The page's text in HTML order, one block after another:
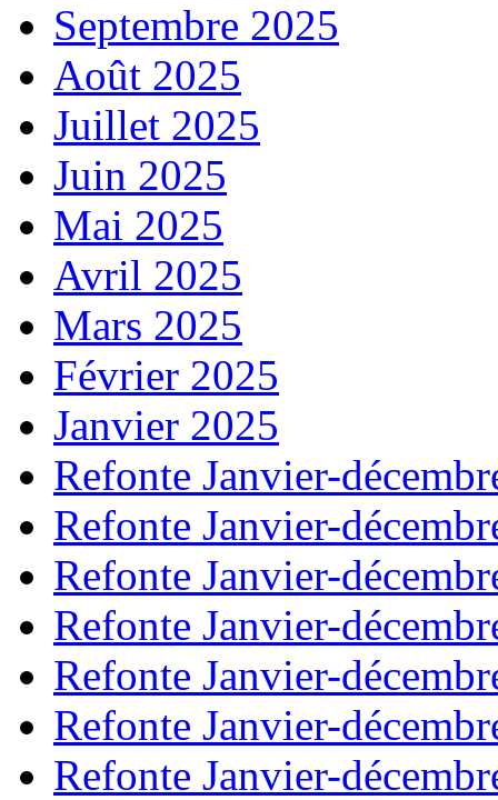
Septembre 2025
Août 2025
Juillet 2025
Juin 2025
Mai 2025
Avril 2025
Mars 2025
Février 2025
Janvier 2025
Refonte Janvier-
Refonte Janvier-
Refonte Janvier-
Refonte Janvier-
Refonte Janvier-
Refonte Janvier-
Refonte Janvier-